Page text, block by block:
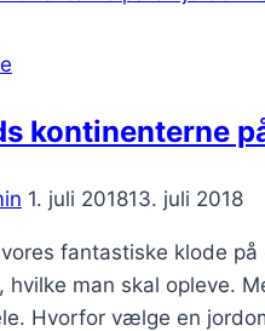
kontinenterne
1. juli 201813. juli 2018
fantastiske klode
man skal opleve.
Hvorfor vælge en